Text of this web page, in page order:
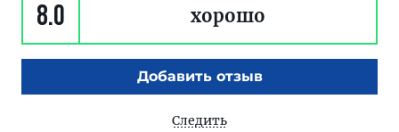
8.0 хорошо
Добавить отзыв
Следить